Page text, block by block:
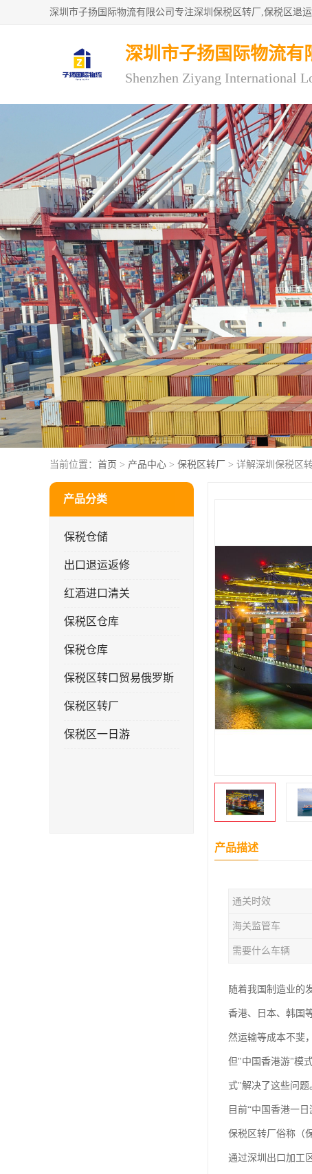
深圳市子扬国际物流有
Shenzhen Ziyang International
当前位置： 首页 > 产品中心 > 保税区转厂 > 详解深圳保税区
产品分类
保税仓储
出口退运返修
红酒进口清关
保税区仓库
保税仓库
保税区转口贸易俄罗斯
保税区转厂
保税区一日游
产品描述
通关时效
海关监管车
需要什么车辆
随着我国制造业的
香港、日本、韩国
然运输等成本不斐
但"中国香港游"模
式"解决了这些问题
目前“中国香港一
保税区转厂俗称（
通过深圳出口加工